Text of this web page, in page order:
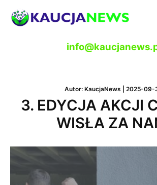
Autor: KaucjaNews 2025-09-
3. EDYCJA AKCJI
WISŁA ZA